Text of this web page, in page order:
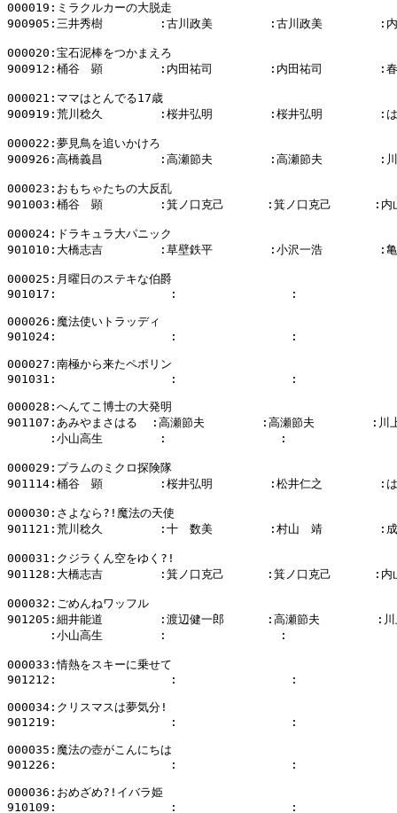
000019:ミラクルカーの大脱走
900905:三井秀樹        :古川政美        :古川政美        :内
000020:宝石泥棒をつかまえろ
900912:桶谷　顕        :内田祐司        :内田祐司        :春
000021:ママはとんでる17歳
900919:荒川稔久        :桜井弘明        :桜井弘明        :はし
000022:夢見鳥を追いかけろ
900926:高橋義昌        :高瀬節夫        :高瀬節夫        :川
000023:おもちゃたちの大反乱
901003:桶谷　顕        :箕ノ口克己      :箕ノ口克己      :内
000024:ドラキュラ大パニック
901010:大橋志吉        :草壁鉄平        :小沢一浩        :亀
000025:月曜日のステキな伯爵
901017:                :                :
000026:魔法使いトラッディ
901024:                :                :
000027:南極から来たペポリン
901031:                :                :
000028:へんてこ博士の大発明
901107:あみやまさはる  :高瀬節夫        :高瀬節夫        :川
:小山高生        :                :
000029:プラムのミクロ探険隊
901114:桶谷　顕        :桜井弘明        :松井仁之        :はし
000030:さよなら?!魔法の天使
901121:荒川稔久        :十　数美        :村山　靖        :成
000031:クジラくん空をゆく?!
901128:大橋志吉        :箕ノ口克己      :箕ノ口克己      :内
000032:ごめんねワッフル
901205:細井能道        :渡辺健一郎      :高瀬節夫        :川
:小山高生        :                :
000033:情熱をスキーに乗せて
901212:                :                :
000034:クリスマスは夢気分!
901219:                :                :
000035:魔法の壺がこんにちは
901226:                :                :
000036:おめざめ?!イバラ姫
910109:                :                :